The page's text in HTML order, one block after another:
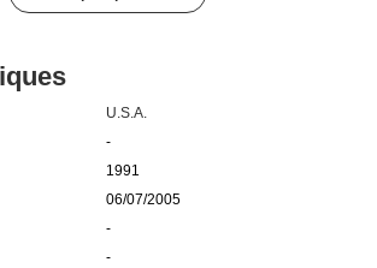
U.S.A.
-
1991
06/07/2005
-
-